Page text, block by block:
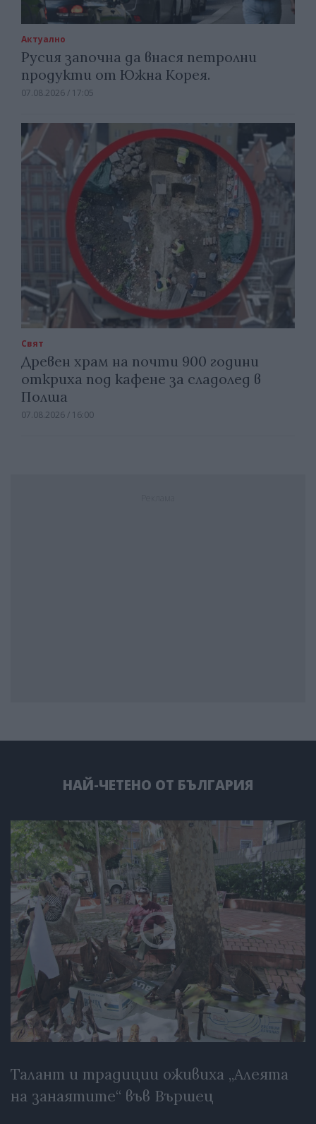
Актуално
Русия започна да внася петролни
продукти от Южна Корея.
07.08.2026 / 17:05
Свят
Древен храм на почти 900 години
откриха под кафене за сладолед в
Полша
07.08.2026 / 16:00
НАЙ-ЧЕТЕНО ОТ БЪЛГАРИЯ
Талант и традиции оживиха „Алеята
на занаятите“ във Вършец